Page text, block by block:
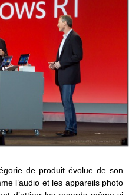
de produit évolue de son
l’audio et les appareils photo